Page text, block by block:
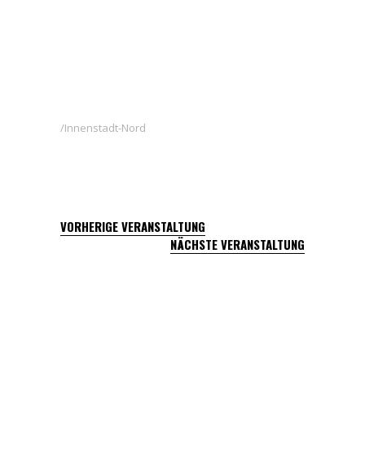
Innenstadt-Nord
VORHERIGE VERANSTALTUNG
NÄCHSTE VERANSTALTUNG